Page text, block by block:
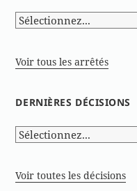
Voir tous les arrêtés
DERNIÈRES DÉCISIONS
Voir toutes les décisions